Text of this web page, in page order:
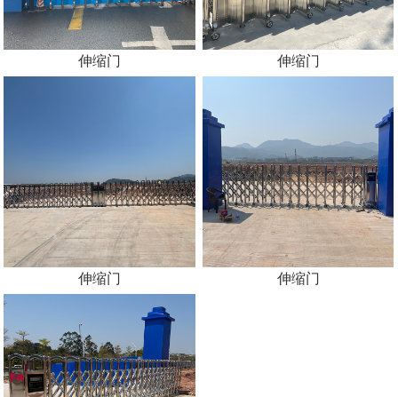
伸缩门 伸缩门
伸缩门 伸缩门